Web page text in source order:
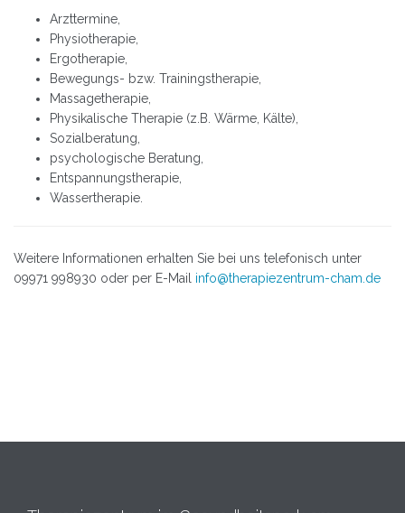
Arzttermine,
Physiotherapie,
Ergotherapie,
Bewegungs- bzw. Trainingstherapie,
Massagetherapie,
Physikalische Therapie (z.B. Wärme, Kälte),
Sozialberatung,
psychologische Beratung,
Entspannungstherapie,
Wassertherapie.
Weitere Informationen erhalten Sie bei uns telefonisch unter
09971 998930 oder per E-Mail info@therapiezentrum-cham.de